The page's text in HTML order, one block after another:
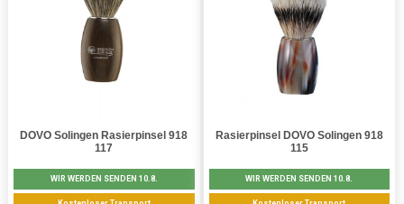
DOVO Solingen Rasierpinsel 918
117
WIR WERDEN SENDEN 10.8.
Rasierpinsel DOVO Solingen 918
115
WIR WERDEN SENDEN 10.8.